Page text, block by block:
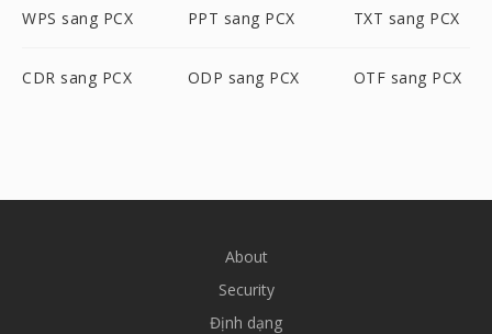
WPS sang PCX PPT sang PCX TXT sang PCX
CDR sang PCX ODP sang PCX OTF sang PCX
About
Security
Định dạng